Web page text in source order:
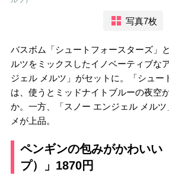
写真7枚
バスボム「シュートフォースターズ」
ルツをミックスしたイノベーティブな
ジェル メルツ」がセットに。「シュー
は、使うとミッドナイトブルーの夜空
か。一方、「スノー エンジェル メル
メが上品。
ペンギンの包みがかわいい
プ）」1870円